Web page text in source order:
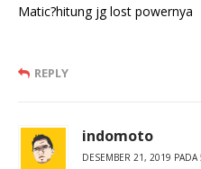
Matic?hitung jg lost powernya
REPLY
indomoto
DESEMBER 21, 2019 PADA